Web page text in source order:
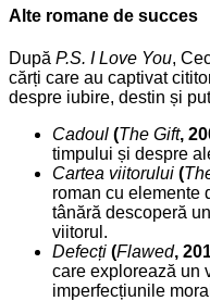
Alte romane de succes
După P.S. I Love You,
cărți care au captivat
despre iubire, destin și
Cadoul (The Gift,
timpului și despre
Cartea viitorului (
roman cu elemente
tânără descoperă
viitorul.
Defecți (Flawed,
care explorează un
imperfecțiunile